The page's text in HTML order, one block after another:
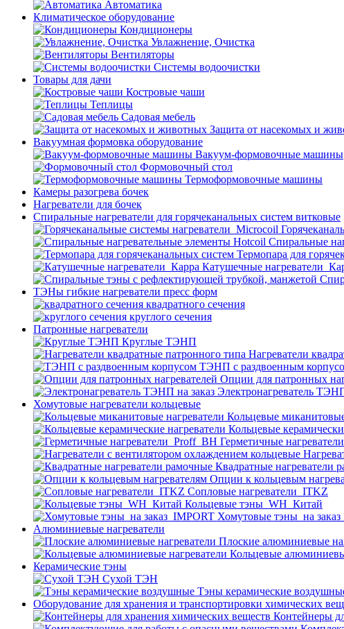
Автоматика
Климатическое оборудование
Кондиционеры
Увлажнение, Очистка
Вентиляторы
Системы водоочистки
Товары для дачи
Костровые чаши
Теплицы
Садовая мебель
Защита от насекомых и
Вакуумная формовка оборудование
Вакуум-формовочные машины
Формовочный стол
Термоформовочные машины
Камеры разогрева бочек
Нагреватели для бочек
Спиральные нагреватели для горячеканальных систем витковые
Спиральные
Термопара для
Катушечные
ТЭНы гибкие нагреватели пресс форм
квадратного сечения
круглого сечения
Патронные нагреватели
Круглые ТЭНП
Нагреватели
ТЭНП с раздвоенным
Опции для патронных
Электронагреватель
Хомутовые нагреватели кольцевые
Кольцевые
Кольцевые
Герметичные
Квадратные нагреватели
Опции к кольцевым
Cопловые нагреватели_ITKZ
Кольцевые тэны_WH_Китай
Хомутовые тэны_на
Алюминиевые нагреватели
Плоские алюминиевые
Кольцевые
Керамические тэны
Сухой ТЭН
Тэны керамические
Оборудование для хранения и транспортировки химических
Контейнеры